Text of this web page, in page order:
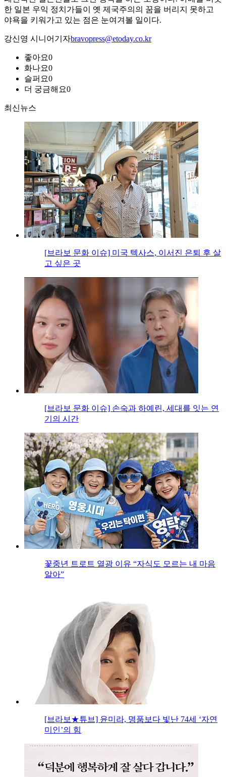
한 일본 우익 정치가들이 옛 제국주의의 꿈을 버리지 못하고
야욕을 키워가고 있는 점은 눈여겨볼 일이다.
강신영 시니어기자bravopress@etoday.co.kr
좋아요0
화나요0
슬퍼요0
더 궁금해요0
최신뉴스
[브라보 문화 이슈] 미국 텍사스, 이서진 은퇴 후 살
고 싶은 곳
[브라보 문화 이슈] 손숙과 하예린, 세대를 잇는 연
기의 시간
꽃중년 트로트 열광 이유 “자식도 모르는 내 마음
알아”
[브라보★튜브] 윤미라, 명품보다 빛난 74세 ‘자연
미인’의 힘